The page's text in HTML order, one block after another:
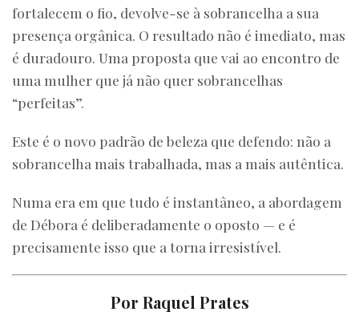
fortalecem o fio, devolve-se à sobrancelha a sua
presença orgânica. O resultado não é imediato, mas
é duradouro. Uma proposta que vai ao encontro de
uma mulher que já não quer sobrancelhas
“perfeitas”.
Este é o novo padrão de beleza que defendo: não a
sobrancelha mais trabalhada, mas a mais autêntica.
Numa era em que tudo é instantâneo, a abordagem
de Débora é deliberadamente o oposto — e é
precisamente isso que a torna irresistível.
Por Raquel Prates